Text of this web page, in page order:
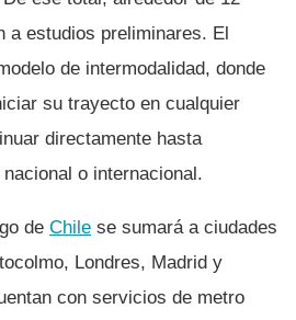
a estudios preliminares. El
de intermodalidad, donde
su trayecto en cualquier
directamente hasta
o internacional.
de Chile se sumará a ciudades
Londres, Madrid y
con servicios de metro